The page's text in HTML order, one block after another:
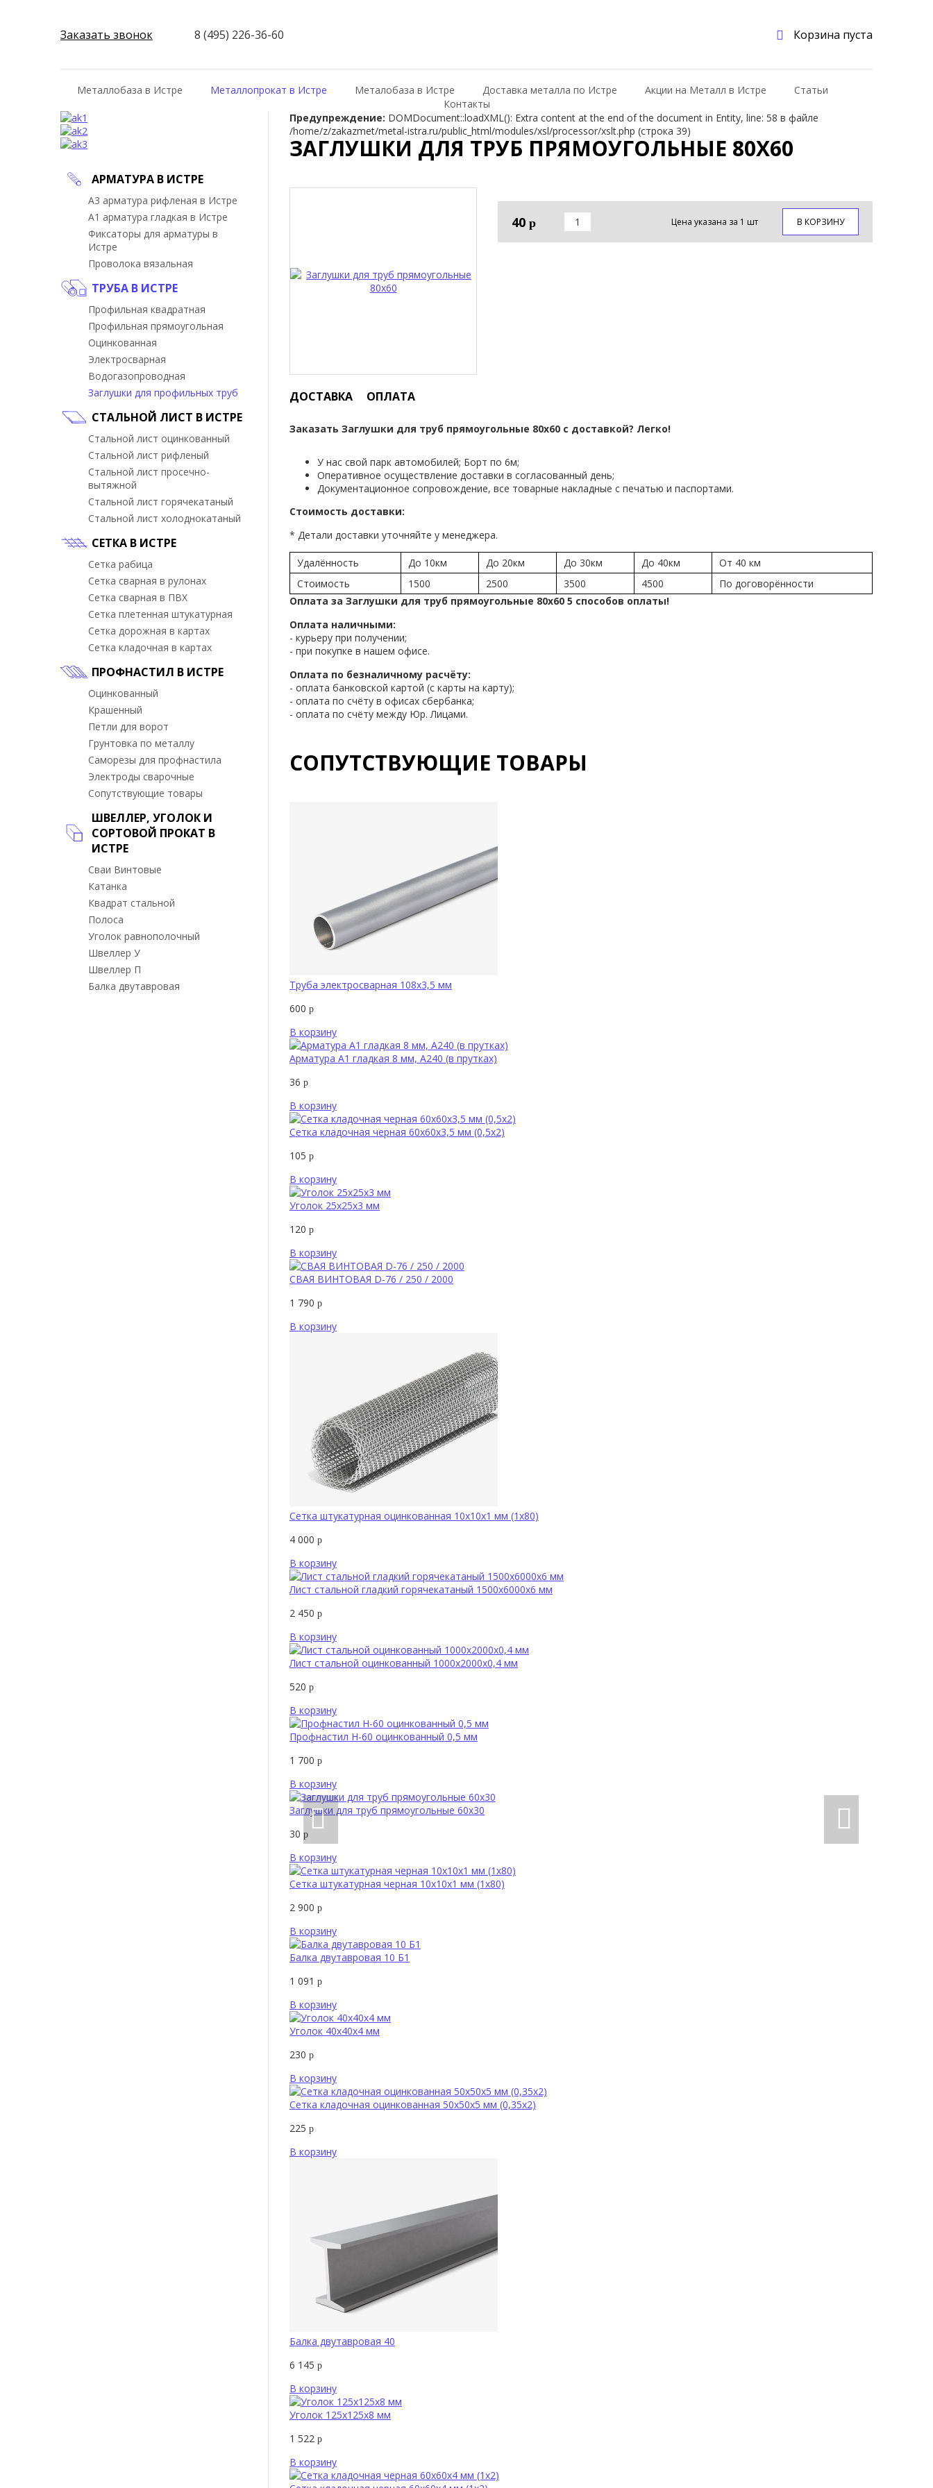
Предупреждение: DOMDocument::loadXML(): Extra content at the end of the document in Entity, line: 58 в файле
/home/z/zakazmet/metal-istra.ru/public_html/modules/xsl/processor/xslt.php (строка 39)
ЗАГЛУШКИ ДЛЯ ТРУБ ПРЯМОУГОЛЬНЫЕ 80Х60
40 р Цена указана за 1 шт В КОРЗИНУ
ДОСТАВКА ОПЛАТА
Заказать Заглушки для труб прямоугольные 80х60 с доставкой? Легко!
У нас свой парк автомобилей; Борт по 6м;
Оперативное осуществление доставки в согласованный день;
Документационное сопровождение, все товарные накладные с печатью и паспортами.
Стоимость доставки:
* Детали доставки уточняйте у менеджера.
Удалённость До 10км До 20км До 30км До 40км
От 40 км
Стоимость
1500 2500 3500 4500
По договорённости
Оплата за Заглушки для труб прямоугольные 80х60 5 способов оплаты!
Оплата наличными:
- курьеру при получении;
- при покупке в нашем офисе.
Оплата по безналичному расчёту:
- оплата банковской картой (с карты на карту);
- оплата по счёту в офисах сбербанка;
- оплата по счёту между Юр. Лицами.
СОПУТСТВУЮЩИЕ ТОВАРЫ
Труба электросварная 108х3,5 мм
600 р
В корзину
Арматура А1 гладкая 8 мм, А240 (в прутках)
36 р
В корзину
Сетка кладочная черная 60х60х3,5 мм (0,5х2)
105 р
В корзину
Уголок 25х25х3 мм
120 р
В корзину
СВАЯ ВИНТОВАЯ D-76 / 250 / 2000
1 790 р
В корзину
Сетка штукатурная оцинкованная 10x10х1 мм (1х80)
4 000 р
В корзину
Лист стальной гладкий горячекатаный 1500х6000х6 мм
2 450 р
В корзину
Лист стальной оцинкованный 1000х2000х0,4 мм
520 р
В корзину
Профнастил Н-60 оцинкованный 0,5 мм
1 700 р
В корзину
Заглушки для труб прямоугольные 60х30
30 р
В корзину
Сетка штукатурная черная 10x10х1 мм (1х80)
2 900 р
В корзину
Балка двутавровая 10 Б1
1 091 р
В корзину
Уголок 40х40х4 мм
230 р
В корзину
Сетка кладочная оцинкованная 50х50х5 мм (0,35х2)
225 р
В корзину
Балка двутавровая 40
6 145 р
В корзину
Уголок 125х125х8 мм
1 522 р
В корзину
АРМАТУРА В ИСТРЕ
А3 арматура рифленая в Истре
А1 арматура гладкая в Истре
Фиксаторы для арматуры в
Истре
Проволока вязальная
ТРУБА В ИСТРЕ
Профильная квадратная
Профильная прямоугольная
Оцинкованная
Электросварная
Водогазопроводная
Заглушки для профильных труб
СТАЛЬНОЙ ЛИСТ В ИСТРЕ
Стальной лист оцинкованный
Стальной лист рифленый
Стальной лист просечно-
вытяжной
Стальной лист горячекатаный
Стальной лист холоднокатаный
СЕТКА В ИСТРЕ
Сетка рабица
Сетка сварная в рулонах
Сетка сварная в ПВХ
Сетка плетенная штукатурная
Сетка дорожная в картах
Сетка кладочная в картах
ПРОФНАСТИЛ В ИСТРЕ
Оцинкованный
Крашенный
Петли для ворот
Грунтовка по металлу
Саморезы для профнастила
Электроды сварочные
Сопутствующие товары
ШВЕЛЛЕР, УГОЛОК И
СОРТОВОЙ ПРОКАТ В
ИСТРЕ
Сваи Винтовые
Катанка
Квадрат стальной
Полоса
Уголок равнополочный
Швеллер У
Швеллер П
Балка двутавровая
Заказать звонок 8 (495) 226-36-60 Корзина пуста
Металлобаза в Истре Металлопрокат в Истре Металобаза в Истре Доставка металла по Истре Акции на Металл в Истре
Статьи
Контакты